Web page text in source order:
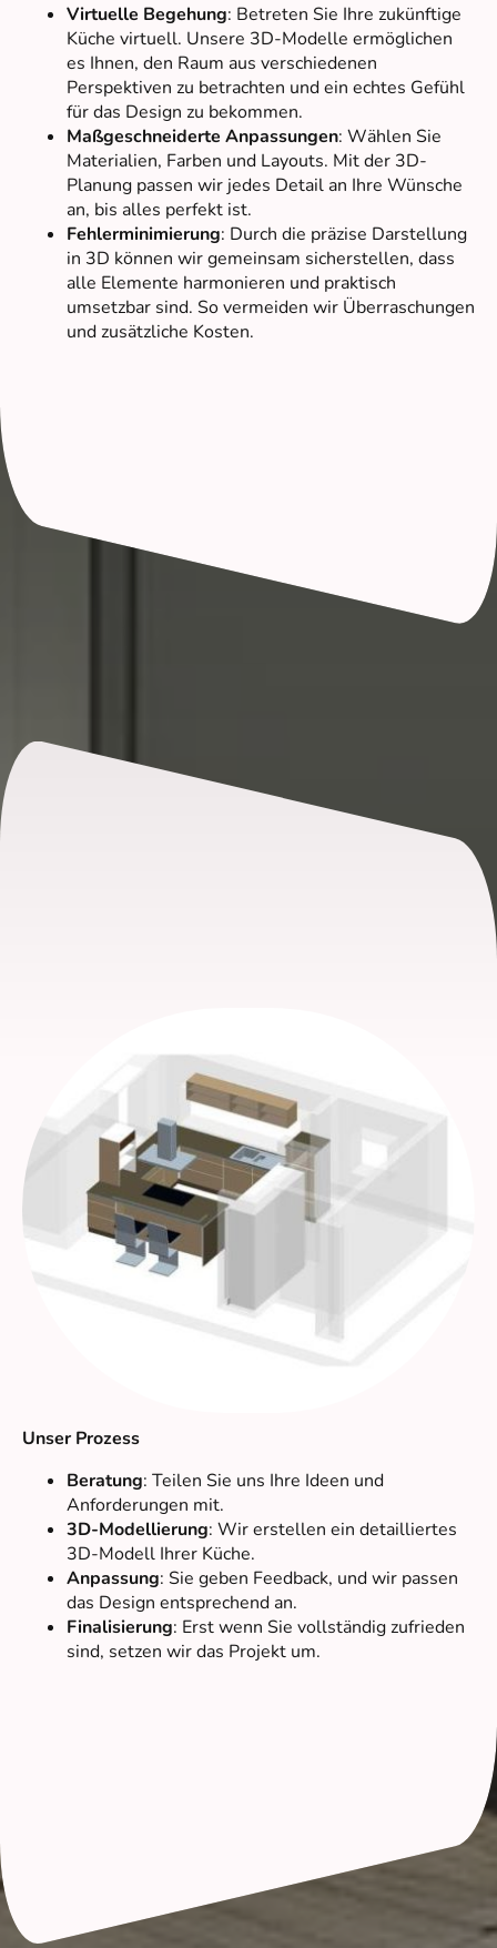
Virtuelle Begehung: Betreten Sie Ihre zukünftige
Küche virtuell. Unsere 3D-Modelle ermöglichen
es Ihnen, den Raum aus verschiedenen
Perspektiven zu betrachten und ein echtes Gefühl
für das Design zu bekommen.
Maßgeschneiderte Anpassungen: Wählen Sie
Materialien, Farben und Layouts. Mit der 3D-
Planung passen wir jedes Detail an Ihre Wünsche
an, bis alles perfekt ist.
Fehlerminimierung: Durch die präzise Darstellung
in 3D können wir gemeinsam sicherstellen, dass
alle Elemente harmonieren und praktisch
umsetzbar sind. So vermeiden wir Überraschungen
und zusätzliche Kosten.
Unser Prozess
Beratung: Teilen Sie uns Ihre Ideen und
Anforderungen mit.
3D-Modellierung: Wir erstellen ein detailliertes
3D-Modell Ihrer Küche.
Anpassung: Sie geben Feedback, und wir passen
das Design entsprechend an.
Finalisierung: Erst wenn Sie vollständig zufrieden
sind, setzen wir das Projekt um.